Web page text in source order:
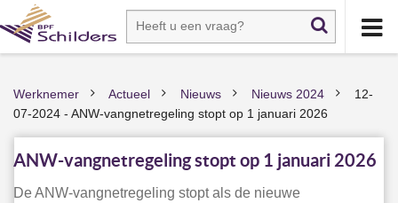
Werknemer
Actueel
>
Nieuws
>
Nieuws 2024
12-
07-2024 - ANW-vangnetregeling stopt op 1 januari 2026
ANW-vangnetregeling stopt op 1 januari 2026
De ANW-vangnetregeling stopt als de nieuwe